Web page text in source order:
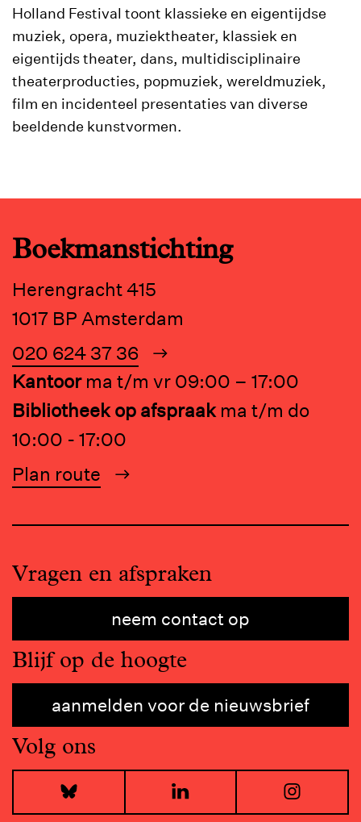
Holland Festival toont klassieke en eigentijdse
muziek, opera, muziektheater, klassiek en
eigentijds theater, dans, multidisciplinaire
theaterproducties, popmuziek, wereldmuziek,
film en incidenteel presentaties van diverse
beeldende kunstvormen.
Boekmanstichting
Herengracht 415
1017 BP Amsterdam
020 624 37 36
Kantoor ma t/m vr 09:00 – 17:00
Bibliotheek op afspraak ma t/m do
10:00 - 17:00
Plan route
Vragen en afspraken
neem contact op
Blijf op de hoogte
aanmelden voor de nieuwsbrief
Volg ons
Bluesky LinkedIn